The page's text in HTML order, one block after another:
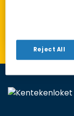
Toon
Reject All